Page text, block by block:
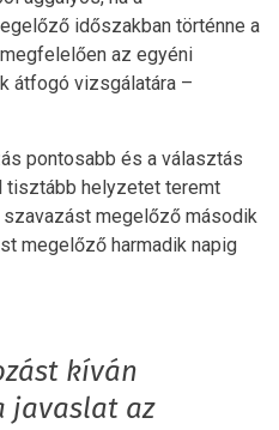
időszakban történne a
az egyéni
átfogó vizsgálatára –
pontosabb és a választás
tisztább helyzetet teremt
megelőző második
megelőző harmadik napig
kíván
javaslat az